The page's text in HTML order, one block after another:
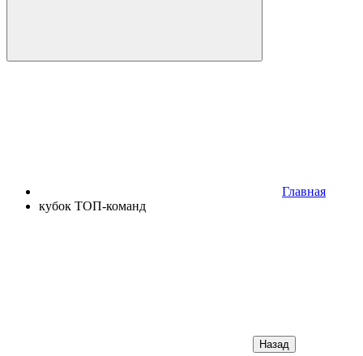
Главная
кубок ТОП-команд
Назад